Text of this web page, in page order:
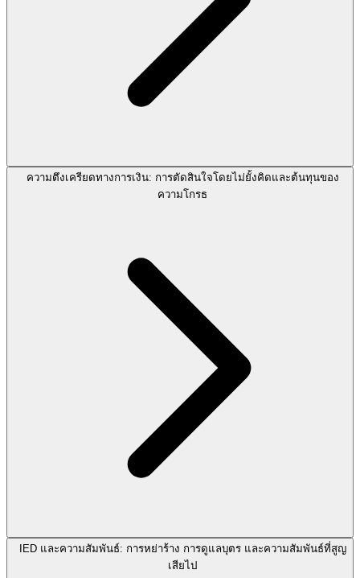
ความตึงเครียดทางการเงิน: การตัดสินใจโดยไม่ยั้งคิดและต้นทุนของ
ความโกรธ
IED และความสัมพันธ์: การหย่าร้าง การดูแลบุตร และความสัมพันธ์ที่สูญ
เสียไป